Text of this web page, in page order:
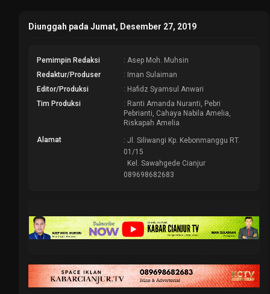
Diunggah pada Jumat, Desember 27, 2019
Pemimpin Redaksi
: Asep Moh. Muhsin
Redaktur/Produser
: Iman Sulaiman
Editor/Produksi
: Hafidz Syamsul Anwari
Tim Produksi
: Ranti Amanda Nuranti, Pebri
Pebrianti, Cahaya Nabila Amelia,
Riskapah Amelia
Alamat
: Jl. Siliwangi Kp. Kebonmanggu RT.
01/15
Kel. Sawahgede Cianjur
089698682683